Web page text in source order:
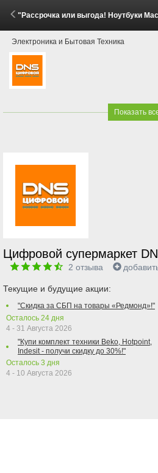
"Рассрочка или выгода! Ноутбуки Machenike!" (24 Апреля -
Электроника и Бытовая Техника
Показать
Цифровой супермаркет
2 отзыва
Текущие и будущие акции:
"Скидка за СБП на товары «Редмонд»!"
Осталось 24 дня
4 - 31 Августа 2026
"Купи комплект техники Beko, Hotpoint,
Indesit - получи скидку до 30%!"
Осталось 3 дня
4 - 10 Августа 2026